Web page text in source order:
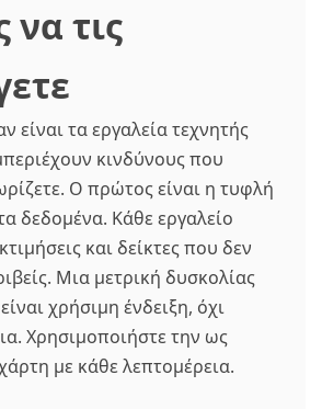
να τις
είναι τα εργαλεία τεχνητής
κινδύνους που
Ο πρώτος είναι η τυφλή
δεδομένα. Κάθε εργαλείο
και δείκτες που δεν
Μια μετρική δυσκολίας
χρήσιμη ένδειξη, όχι
Χρησιμοποιήστε την ως
με κάθε λεπτομέρεια.